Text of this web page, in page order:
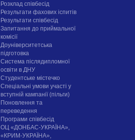
Розклад співбесід
Результати фахових іспитів
Результати співбесід
Запитання до приймальної
комісії
Доуніверситетська
підготовка
Система післядипломної
освіти в ДНУ
Cтудентське містечко
Спеціальні умови участі у
вступній кампанії (пільги)
Поновлення та
переведення
Програми співбесід
ОЦ «ДОНБАС-УКРАЇНА»,
«КРИМ-УКРАЇНА»,